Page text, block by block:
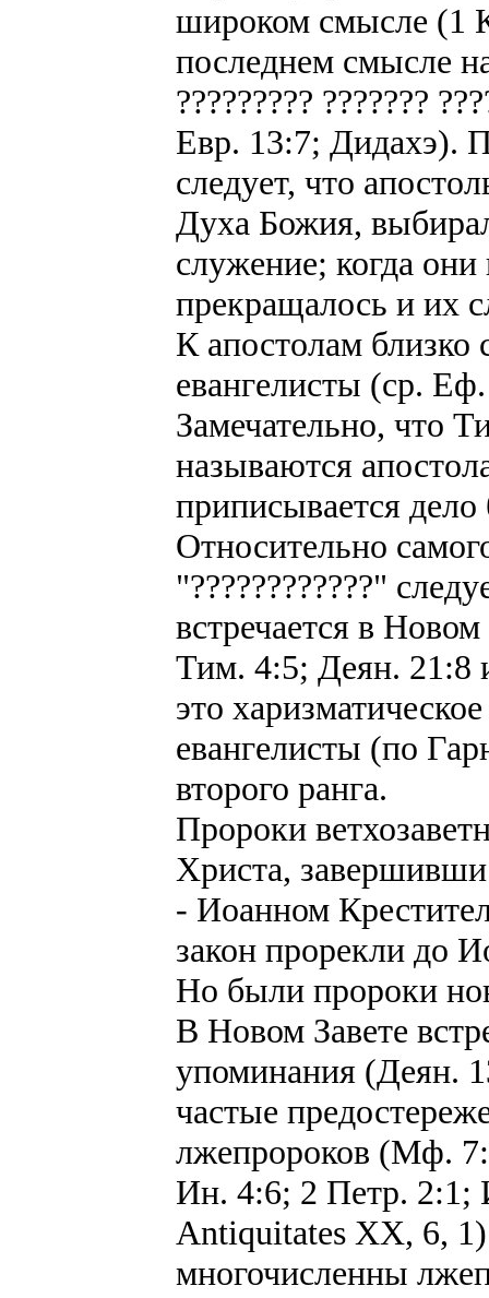
широком смысле (1
последнем смысле
????????? ???????
Евр. 13:7; Дидахэ).
следует, что
Духа Божия,
служение; когда они
прекращалось и их
К апостолам близко
евангелисты (ср.
Замечательно, что
называются
приписывается
Относительно
"????????????"
встречается в
Тим. 4:5; Деян. 21:8
это
евангелисты (по
второго ранга.
Пророки
Христа,
- Иоанном
закон прорекли до
Но были пророки
В Новом Завете
упоминания (Деян.
частые
лжепророков (Мф.
Ин. 4:6; 2 Петр. 2:1;
Antiquitates XX, 6,
многочисленны